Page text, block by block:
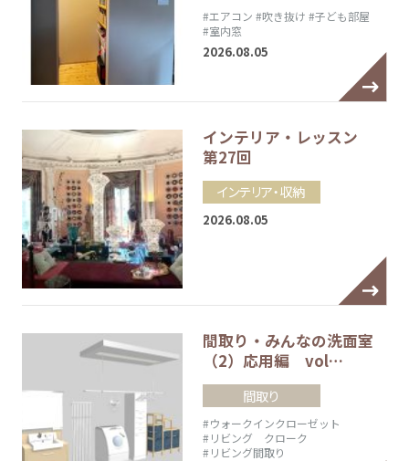
#エアコン #吹き抜け #子ども部屋
#室内窓
2026.08.05
インテリア・レッスン
第27回
インテリア・収納
2026.08.05
間取り・みんなの洗面室
（2）応用編 vol…
間取り
#ウォークインクローゼット
#リビング クローク
#リビング間取り